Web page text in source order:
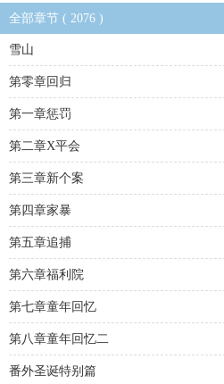
全部章节 ( 2076 )
雪山
第零章回归
第一章惩罚
第二章X平会
第三章新个案
第四章家暴
第五章追捕
第六章福利院
第七章童年回忆
第八章童年回忆二
番外圣诞特别篇